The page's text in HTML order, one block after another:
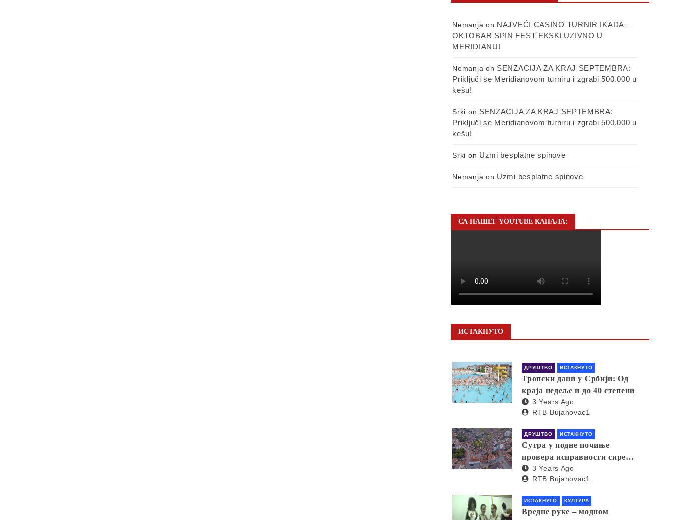
Nemanja on NAJVEĆI CASINO TURNIR IKADA –
OKTOBAR SPIN FEST EKSKLUZIVNO U
MERIDIANU!
Nemanja on SENZACIJA ZA KRAJ SEPTEMBRA:
Priključi se Meridianovom turniru i zgrabi 500.000 u
kešu!
Srki on SENZACIJA ZA KRAJ SEPTEMBRA:
Priključi se Meridianovom turniru i zgrabi 500.000 u
kešu!
Srki on Uzmi besplatne spinove
Nemanja on Uzmi besplatne spinove
СА НАШЕГ YOUTUBE КАНАЛА:
ИСТАКНУТО
ДРУШТВО ИСТАКНУТО
Тропски дани у Србији: Од
краја недеље и до 40 степени
3 Years Ago
RTB Bujanovac1
ДРУШТВО ИСТАКНУТО
Сутра у подне почиње
провера исправности сирена
за узбуњивање
3 Years Ago
RTB Bujanovac1
ИСТАКНУТО КУЛТУРА
Вредне руке – модном